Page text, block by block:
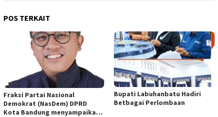
POS TERKAIT
Fraksi Partai Nasional
Demokrat (NasDem) DPRD
Kota Bandung menyampaikan
Bupati Labuhanbatu Hadiri
Betbagai Perlombaan